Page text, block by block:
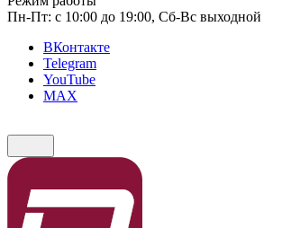
Пн-Пт: с 10:00 до 19:00, Сб-Вс выходной
ВКонтакте
Telegram
YouTube
MAX